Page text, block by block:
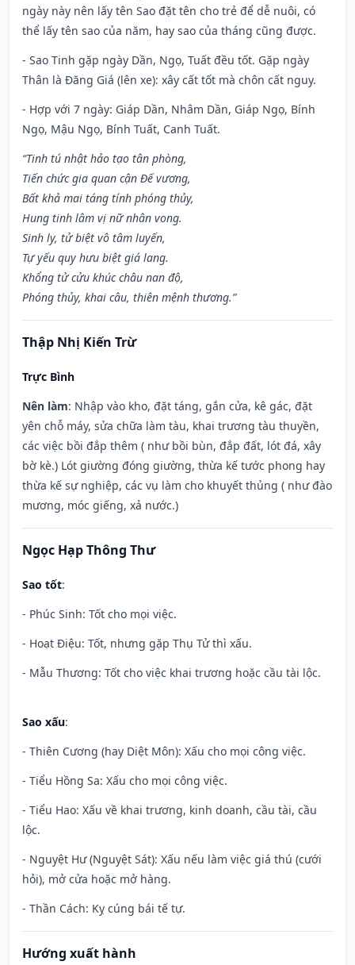
ngày này nên lấy tên Sao đặt tên cho trẻ để dễ nuôi, có
thể lấy tên sao của năm, hay sao của tháng cũng được.
- Sao Tinh gặp ngày Dần, Ngọ, Tuất đều tốt. Gặp ngày
Thân là Đăng Giá (lên xe): xây cất tốt mà chôn cất nguy.
- Hợp với 7 ngày: Giáp Dần, Nhâm Dần, Giáp Ngọ, Bính
Ngọ, Mậu Ngọ, Bính Tuất, Canh Tuất.
“Tinh tú nhật hảo tạo tân phòng,
Tiến chức gia quan cận Đế vương,
Bất khả mai táng tính phóng thủy,
Hung tinh lâm vị nữ nhân vong.
Sinh ly, tử biệt vô tâm luyến,
Tự yếu quy hưu biệt giá lang.
Khổng tử cửu khúc châu nan độ,
Phóng thủy, khai câu, thiên mệnh thương.”
Thập Nhị Kiến Trừ
Trực Bình
Nên làm: Nhập vào kho, đặt táng, gắn cửa, kê gác, đặt
yên chỗ máy, sửa chữa làm tàu, khai trương tàu thuyền,
các việc bồi đắp thêm ( như bồi bùn, đắp đất, lót đá, xây
bờ kè.) Lót giường đóng giường, thừa kế tước phong hay
thừa kế sự nghiệp, các vụ làm cho khuyết thủng ( như đào
mương, móc giếng, xả nước.)
Ngọc Hạp Thông Thư
Sao tốt:
- Phúc Sinh: Tốt cho mọi việc.
- Hoạt Điệu: Tốt, nhưng gặp Thụ Tử thì xấu.
- Mẫu Thương: Tốt cho việc khai trương hoặc cầu tài lộc.
Sao xấu:
- Thiên Cương (hay Diệt Môn): Xấu cho mọi công việc.
- Tiểu Hồng Sa: Xấu cho mọi công việc.
- Tiểu Hao: Xấu về khai trương, kinh doanh, cầu tài, cầu
lộc.
- Nguyệt Hư (Nguyệt Sát): Xấu nếu làm việc giá thú (cưới
hỏi), mở cửa hoặc mở hàng.
- Thần Cách: Kỵ cúng bái tế tự.
Hướng xuất hành